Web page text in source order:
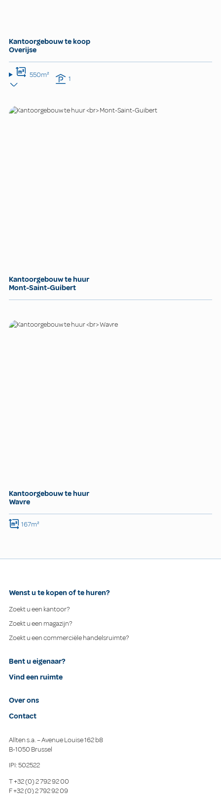
Kantoorgebouw te koop
Overijse
550m² 1
Kantoorgebouw te huur
Mont-Saint-Guibert
Kantoorgebouw te huur
Wavre
167m²
Wenst u te kopen of te huren?
Zoekt u een kantoor?
Zoekt u een magazijn?
Zoekt u een commerciële handelsruimte?
Bent u eigenaar?
Vind een ruimte
Over ons
Contact
Allten s.a. – Avenue Louise 162 b8
B-1050 Brussel
IPI: 502522
T+32 (0) 2 792 92 00
F+32 (0) 2 792 92 09